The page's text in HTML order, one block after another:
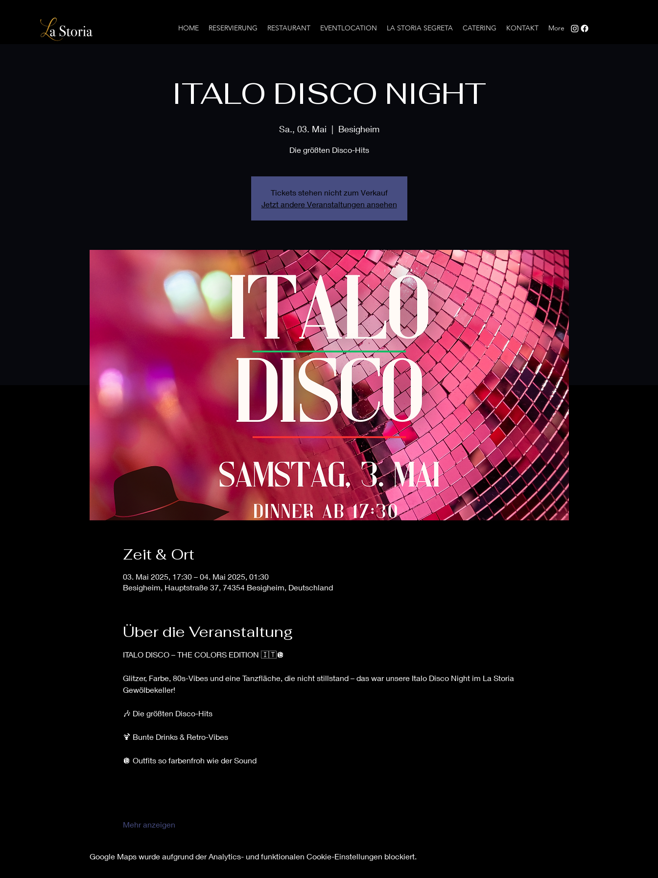
HOME RESERVIERUNG RESTAURANT EVENTLOCATION LA STORIA SEGRETA CATERING KONTAKT More
ITALO DISCO NIGHT
Sa., 03. Mai
  |
Besigheim
Die größten Disco-Hits
Tickets stehen nicht zum Verkauf
Jetzt andere Veranstaltungen ansehen
Zeit & Ort
03. Mai 2025, 17:30 – 04. Mai 2025, 01:30
Besigheim, Hauptstraße 37, 74354 Besigheim, Deutschland
Über die Veranstaltung
ITALO DISCO – THE COLORS EDITION 🇮🇹🪩
Glitzer, Farbe, 80s-Vibes und eine Tanzfläche, die nicht stillstand – das war unsere Italo Disco Night im La Storia
Gewölbekeller!
🎶 Die größten Disco-Hits
🍹 Bunte Drinks & Retro-Vibes
🪩 Outfits so farbenfroh wie der Sound
Mehr anzeigen
Google Maps wurde aufgrund der Analytics- und funktionalen Cookie-Einstellungen blockiert.